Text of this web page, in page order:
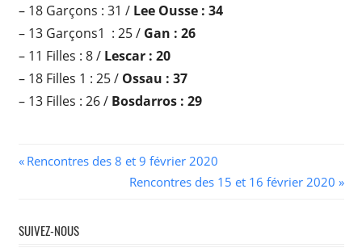
– 18 Garçons : 31 / Lee Ousse : 34
– 13 Garçons1 : 25 / Gan : 26
– 11 Filles : 8 / Lescar : 20
– 18 Filles 1 : 25 /Ossau : 37
– 13 Filles : 26 / Bosdarros : 29
Navigation
l’article
Previous
Rencontres des 8 et 9 février 2020
Next
Rencontres des 15 et 16 février 2020
SUIVEZ-NOUS